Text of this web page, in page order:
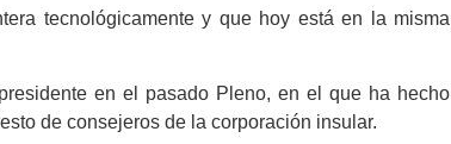
tecnológicamente y que hoy está en la misma
en el pasado Pleno, en el que ha hecho
de consejeros de la corporación insular.